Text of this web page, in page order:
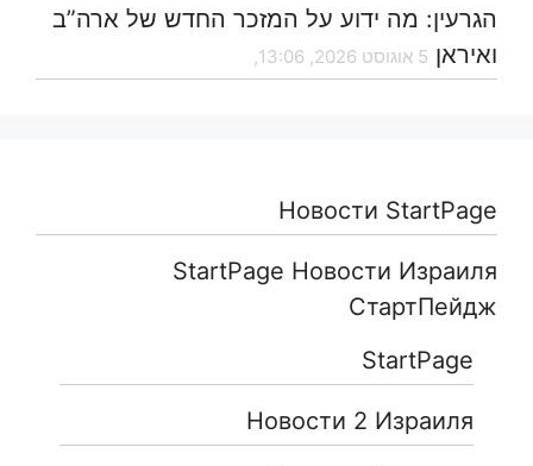
הגרעין: מה ידוע על המזכר החדש של ארה”ב
ואיראן 5 אוגוסט 2026, 13:06,
Новости StartPage
StartPage Новости Израиля
СтартПейдж
StartPage
Новости 2 Израиля